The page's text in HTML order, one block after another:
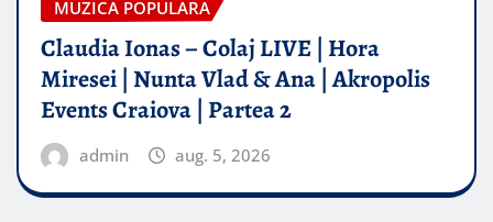
MUZICA POPULARA
Claudia Ionas – Colaj LIVE | Hora
Miresei | Nunta Vlad & Ana | Akropolis
Events Craiova | Partea 2
admin aug. 5, 2026